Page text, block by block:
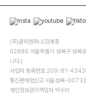
(주)클릭앤퍼니/김예중
02880 서울특별시 성북구 성북
니다.)
사업자 등록번호 209-81-
통신판매업신고 서울성북-0073
개인정보관리책임자 박수미